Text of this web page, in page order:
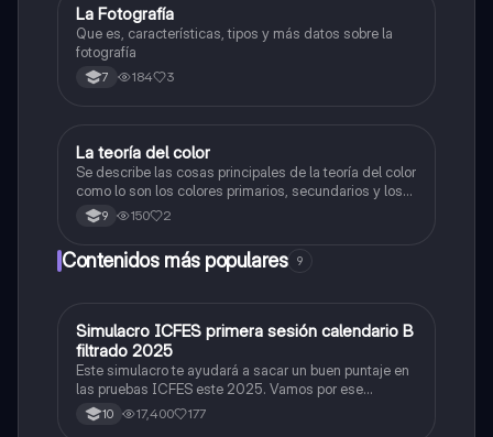
Artes
La Fotografía
Que es, características, tipos y más datos sobre la
fotografía
7 184 3
Artes
La teoría del color
Se describe las cosas principales de la teoría del color
como lo son los colores primarios, secundarios y los
colores cálidos y fríos es un resumen y sus ejemplos
9 150 2
Contenidos más populares 9
ICFES: Matemáticas
Simulacro ICFES primera sesión calendario B
filtrado 2025
Este simulacro te ayudará a sacar un buen puntaje en
las pruebas ICFES este 2025. Vamos por ese
500/500. Y poder ser admitido en la universidad que
quieras, estudiar la carrera que quieres y no la que te
10 17,400 177